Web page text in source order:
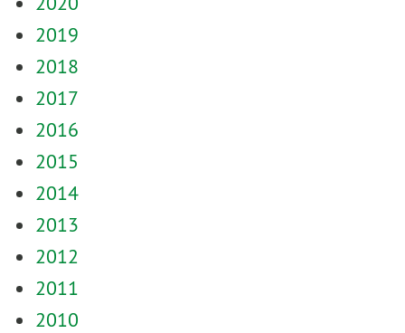
2019
2018
2017
2016
2015
2014
2013
2012
2011
2010